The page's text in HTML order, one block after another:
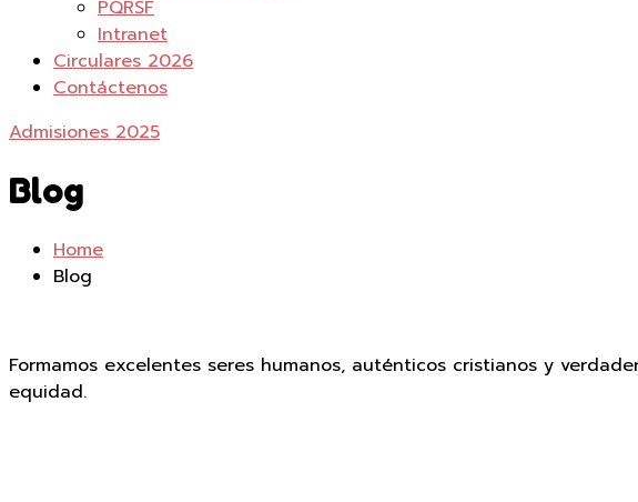
PQRSF
Intranet
Circulares 2026
Contáctenos
Admisiones 2025
Blog
Home
Blog
Formamos excelentes seres humanos, auténticos cristianos y
equidad.